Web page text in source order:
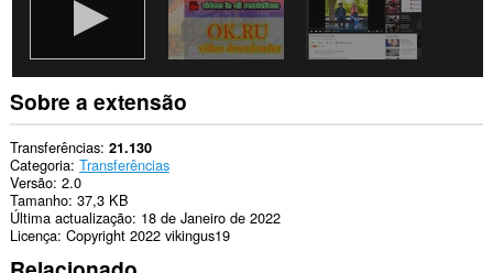
Sobre a extensão
Transferências 21.130
Categoria Transferências
Versão 2.0
Tamanho 37,3 KB
Última actualização 18 de Janeiro de 2022
Licença Copyright 2022 vikingus19